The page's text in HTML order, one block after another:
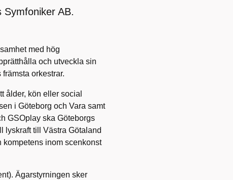
AB.
med hög
och utveckla sin
orkestrar.
ålder, kön eller social
i Göteborg och Vara samt
GSOplay ska Göteborgs
lyskraft till Västra Götaland
inom scenkonst
Ägarstyrningen sker